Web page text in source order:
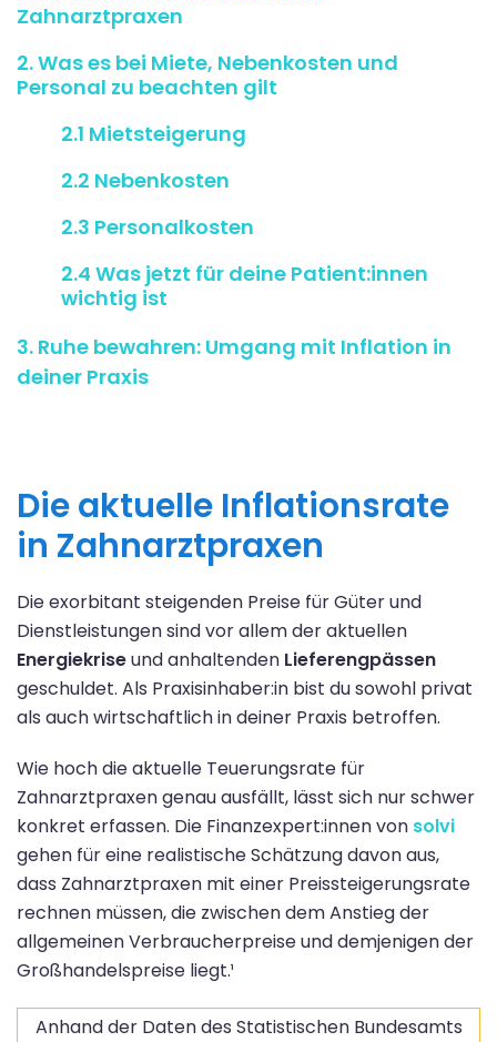
Zahnarztpraxen
2. Was es bei Miete, Nebenkosten und
Personal zu beachten gilt
2.1 Mietsteigerung
2.2 Nebenkosten
2.3 Personalkosten
2.4 Was jetzt für deine Patient:innen
wichtig ist
3. Ruhe bewahren: Umgang mit Inflation in
deiner Praxis
Die aktuelle Inflationsrate
in Zahnarztpraxen
Die exorbitant steigenden Preise für Güter und
Dienstleistungen sind vor allem der aktuellen
Energiekriseund anhaltenden Lieferengpässen
geschuldet. Als Praxisinhaber:in bist du sowohl privat
als auch wirtschaftlich in deiner Praxis betroffen.
Wie hoch die aktuelle Teuerungsrate für
Zahnarztpraxen genau ausfällt, lässt sich nur schwer
konkret erfassen. Die Finanzexpert:innen von solvi
gehen für eine realistische Schätzung davon aus,
dass Zahnarztpraxen mit einer Preissteigerungsrate
rechnen müssen, die zwischen dem Anstieg der
allgemeinen Verbraucherpreise und demjenigen der
Großhandelspreise liegt.¹
Anhand der Daten des Statistischen Bundesamts